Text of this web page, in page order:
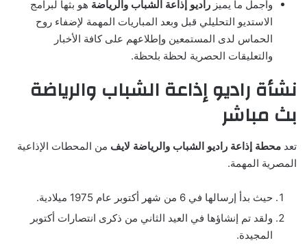
وأجمل ما يميز راديو إذاعة الشباب والرياضة هو بثها لبرامج
الاستديو التحليلي قبل وبعد المباريات المهمة لإضفاء روح
الحماس لدى المستمعين وإطلاعهم على كافة الأخبار
والتعليقات الحصرية لحظة بلحظة.
نشأة راديو إذاعة الشباب والرياضة
بث مباشر
تعد محطة إذاعة راديو الشباب والرياضة لايف من المحطات الإذاعية
المصرية المهمة.
حيث بدأ إرسالها في 6 من شهر أكتوبر عام 1975 ميلادية.
ولقد تم إنشاؤها في العيد الثاني من ذكرى انتصارات أكتوبر
المجيدة.